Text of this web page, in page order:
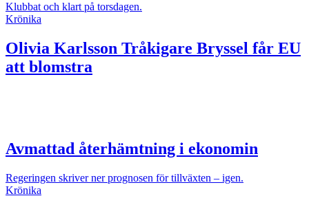
Klubbat och klart på torsdagen.
Krönika
Olivia Karlsson Tråkigare Bryssel får EU
att blomstra
Avmattad återhämtning i ekonomin
Regeringen skriver ner prognosen för tillväxten – igen.
Krönika